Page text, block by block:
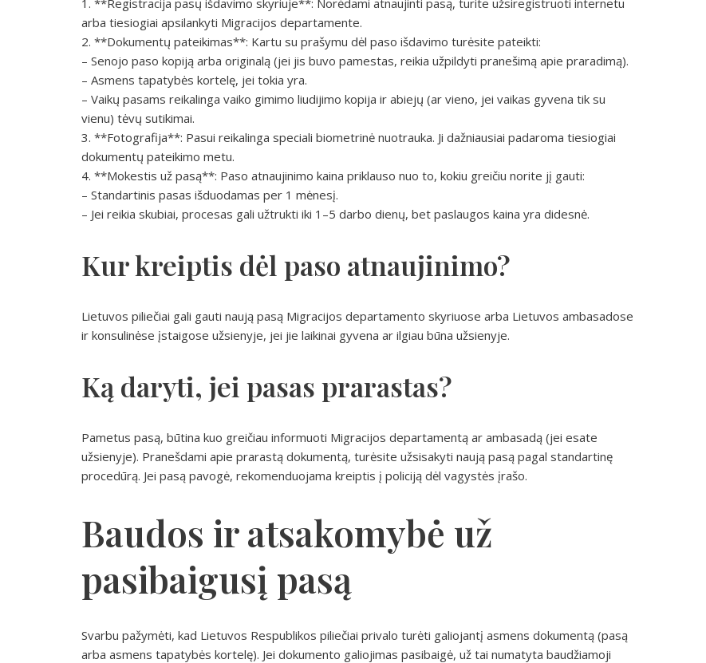
1. **Registracija pasų išdavimo skyriuje**: Norėdami atnaujinti pasą, turite užsiregistruoti internetu
arba tiesiogiai apsilankyti Migracijos departamente.
2. **Dokumentų pateikimas**: Kartu su prašymu dėl paso išdavimo turėsite pateikti:
– Senojo paso kopiją arba originalą (jei jis buvo pamestas, reikia užpildyti pranešimą apie praradimą).
– Asmens tapatybės kortelę, jei tokia yra.
– Vaikų pasams reikalinga vaiko gimimo liudijimo kopija ir abiejų (ar vieno, jei vaikas gyvena tik su
vienu) tėvų sutikimai.
3. **Fotografija**: Pasui reikalinga speciali biometrinė nuotrauka. Ji dažniausiai padaroma tiesiogiai
dokumentų pateikimo metu.
4. **Mokestis už pasą**: Paso atnaujinimo kaina priklauso nuo to, kokiu greičiu norite jį gauti:
– Standartinis pasas išduodamas per 1 mėnesį.
– Jei reikia skubiai, procesas gali užtrukti iki 1–5 darbo dienų, bet paslaugos kaina yra didesnė.
Kur kreiptis dėl paso atnaujinimo?
Lietuvos piliečiai gali gauti naują pasą Migracijos departamento skyriuose arba Lietuvos ambasadose
ir konsulinėse įstaigose užsienyje, jei jie laikinai gyvena ar ilgiau būna užsienyje.
Ką daryti, jei pasas prarastas?
Pametus pasą, būtina kuo greičiau informuoti Migracijos departamentą ar ambasadą (jei esate
užsienyje). Pranešdami apie prarastą dokumentą, turėsite užsisakyti naują pasą pagal standartinę
procedūrą. Jei pasą pavogė, rekomenduojama kreiptis į policiją dėl vagystės įrašo.
Baudos ir atsakomybė už
pasibaigusį pasą
Svarbu pažymėti, kad Lietuvos Respublikos piliečiai privalo turėti galiojantį asmens dokumentą (pasą
arba asmens tapatybės kortelę). Jei dokumento galiojimas pasibaigė, už tai numatyta baudžiamoji